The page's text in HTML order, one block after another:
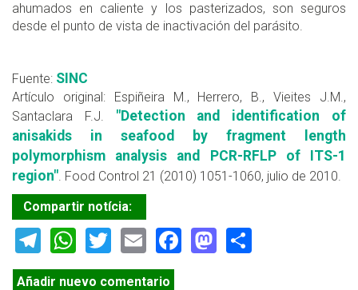
ahumados en caliente y los pasterizados, son seguros
desde el punto de vista de inactivación del parásito.
Fuente: SINC
Artículo original: Espiñeira M., Herrero, B., Vieites J.M.,
Santaclara F.J. "Detection and identification of
anisakids in seafood by fragment length
polymorphism analysis and PCR-RFLP of ITS-1
region". Food Control 21 (2010) 1051-1060, julio de 2010.
Compartir notícia:
Telegram
WhatsApp
TwitterEmailFacebook
Mastodon
Añadir nuevo comentario